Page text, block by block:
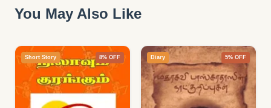
You May Also Like
Short Story 8% OFF Diary 5% OFF